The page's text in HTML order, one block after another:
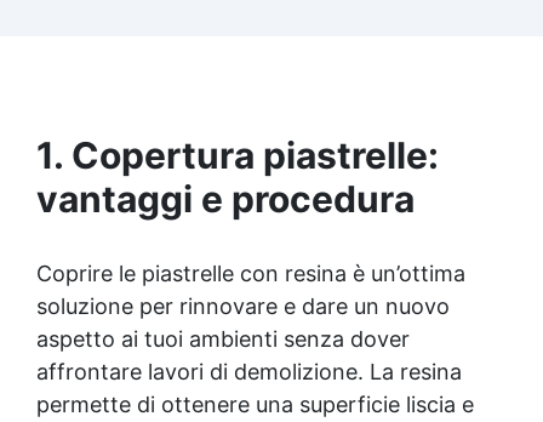
1. Copertura piastrelle:
vantaggi e procedura
Coprire le piastrelle con resina è un’ottima
soluzione per rinnovare e dare un nuovo
aspetto ai tuoi ambienti senza dover
affrontare lavori di demolizione. La resina
permette di ottenere una superficie liscia e